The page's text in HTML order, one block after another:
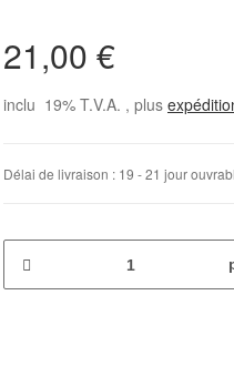
21,00 €
inclu 19% T.V.A. , plus
Délai de livraison : 19 - 21 jour